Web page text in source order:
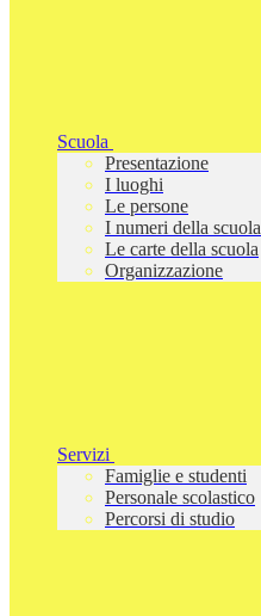
Scuola
Presentazione
I luoghi
Le persone
I numeri della scuola
Le carte della scuola
Organizzazione
Servizi
Famiglie e studenti
Personale scolastico
Percorsi di studio